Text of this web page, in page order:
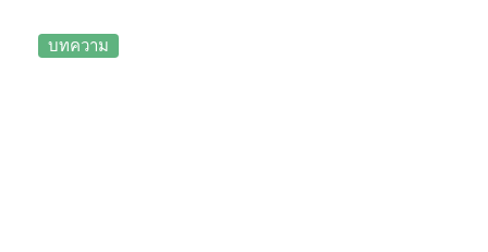
ได้ที่นี่ที่เดียวในเอเชียแฟซิฟิก
บทความ